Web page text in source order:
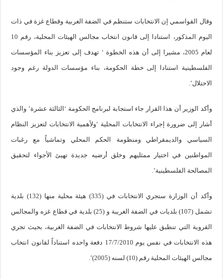
وقال القواسمي إن الانتخابات ستنظم في الضفة الغربية وقطاع غزة في ذات
اليوم المذكور، استنادا إلى قانون انتخاب مجالس الهيئات المحلية، رقم 10
لعام 2005، مشيرا إلى أن هذه الخطوة ‘ تهدف إلى تعزيز بناء المؤسسات
الفلسطينية استنادا إلى خطة الحكومة، بناء مؤسسات الدولة رغم وجود
الاحتلال’.
وأكد الوزير أن هذا القرار جاء استجابة لبرنامج الحكومة ‘الثالثة عشرة’ والذي
أشار إلى ضرورة إجراء الانتخابات المحلية ‘ولأهمية الانتخابات لتعزيز النظام
السياسي والديمقراطي ومنظومة الحكم المحلي وتماشياً مع رغبات
المواطنين في اختيار ممثليهم وخلق أرضيه جديدة تهيئ الأجواء لتحقيق
المصالحة الفلسطينية’.
وأكد أن الوزارة ستجري الانتخابات في (335) هيئة محلية منها (132) بلدية
تشمل (107) بلديات في الضفة الغريبة و (25) بلدية في قطاع غزه والمجالس
القروية التي تنطبق عليها شروط الانتخابات في الضفة الغربية، بحيث تجري
هذه الانتخابات في نفس يوم 17/7/2010 دفعة واحده استناداً لقانون انتخاب
مجالس الهيئات المحلية رقم (10) لسنه (2005)’.